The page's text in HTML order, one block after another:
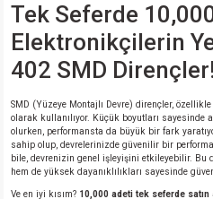
Tek Seferde
Elektronikçilerin
402 SMD Dirençler!
SMD (Yüzeye Montajlı Devre) dirençler,
olarak kullanılıyor. Küçük boyutları sayesinde
olurken, performansta da büyük bir fark
sahip olup, devrelerinizde güvenilir bir
bile, devrenizin genel işleyişini etkileyebilir. Bu
hem de yüksek dayanıklılıkları sayesinde
Ve en iyi kısım? 10,000 adeti tek seferde satın